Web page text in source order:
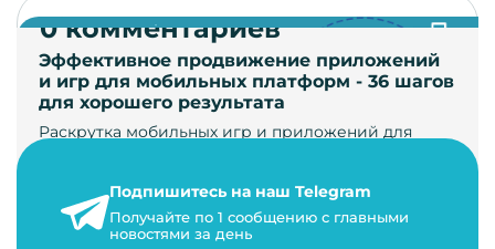
Эффективное продвижение приложений
и игр для мобильных платформ - 36 шагов
для хорошего результата
Раскрутка мобильных игр и приложений для
24 января 2021 г.
14 минут на чтение
0 комментариев
Подпишитесь на наш Telegram
Получайте по 1 сообщению с главными
новостями за день